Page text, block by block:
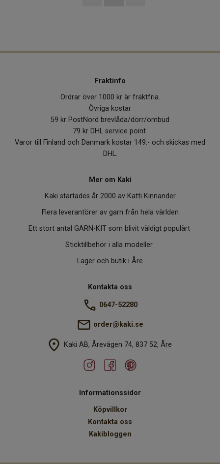
Fraktinfo
Ordrar över 1000 kr är fraktfria.
Övriga kostar
59 kr PostNord brevlåda/dörr/ombud
79 kr DHL service point
Varor till Finland och Danmark kostar 149:- och skickas med
DHL.
Mer om Kaki
Kaki startades år 2000 av Katti Kinnander
Flera leverantörer av garn från hela världen
Ett stort antal GARN-KIT som blivit väldigt populärt
Sticktillbehör i alla modeller
Lager och butik i Åre
Kontakta oss
0647-52280
order@kaki.se
Kaki AB, Årevägen 74, 837 52, Åre
Informationssidor
Köpvillkor
Kontakta oss
Kakibloggen